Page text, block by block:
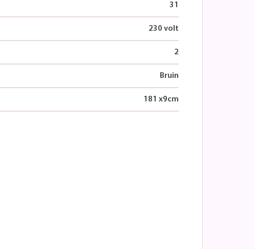
31
230 volt
2
Bruin
181 x9cm